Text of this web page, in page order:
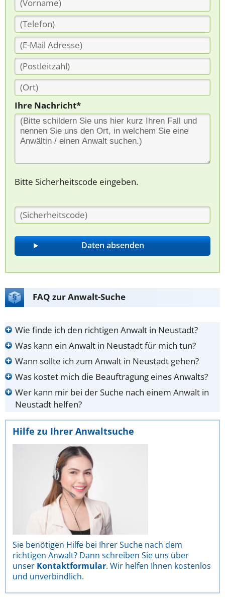
Ihre Nachricht*
Bitte Sicherheitscode eingeben.
FAQ zur Anwalt-Suche
Wie finde ich den richtigen Anwalt in Neustadt?
Was kann ein Anwalt in Neustadt für mich tun?
Wann sollte ich zum Anwalt in Neustadt gehen?
Was kostet mich die Beauftragung eines Anwalts?
Wer kann mir bei der Suche nach einem Anwalt in
Neustadt helfen?
Hilfe zu Ihrer Anwaltsuche
Sie benötigen Hilfe bei Ihrer Suche nach dem
richtigen Anwalt? Dann schreiben Sie uns über
unser Kontaktformular. Wir helfen Ihnen kostenlos
und unverbindlich.